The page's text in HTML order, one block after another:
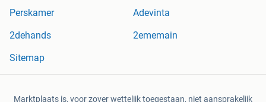
Perskamer
Adevinta
2dehands
2ememain
Sitemap
Marktplaats is, voor zover wettelijk toegestaan, niet aansprakelijk